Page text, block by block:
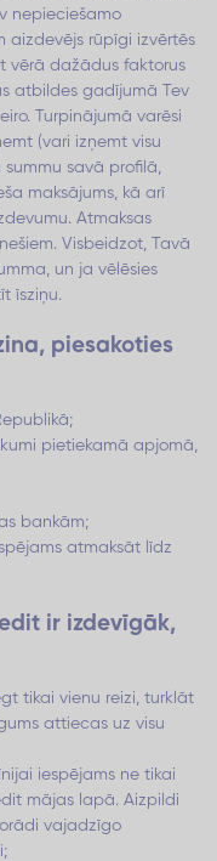
nepieciešamo
aizdevējs rūpīgi izvērtēs
vērā dažādus faktorus
atbildes gadījumā Tev
Turpinājumā varēsi
(vari izņemt visu
savā profilā,
maksājums, kā arī
Atmaksas
Visbeidzot, Tavā
un ja vēlēsies
īsziņu.
piesakoties
pietiekamā apjomā,
bankām;
atmaksāt līdz
ir izdevīgāk,
tikai vienu reizi, turklāt
attiecas uz visu
iespējams ne tikai
mājas lapā. Aizpildi
vajadzīgo